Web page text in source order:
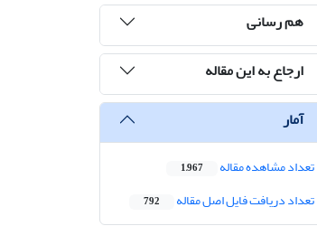
هم رسانی
ارجاع به این مقاله
آمار
تعداد مشاهده مقاله 1,967
تعداد دریافت فایل اصل مقاله 792